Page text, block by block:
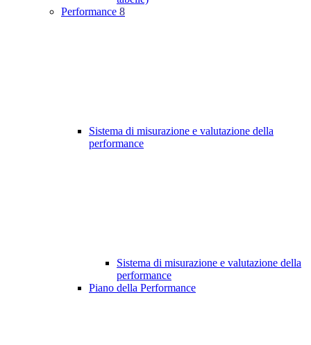
Performance 8
Sistema di misurazione e valutazione della
performance
Sistema di misurazione e valutazione della
performance
Piano della Performance